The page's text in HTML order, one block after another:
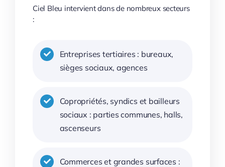
Ciel Bleu intervient dans de nombreux secteurs
:
Entreprises tertiaires : bureaux,
sièges sociaux, agences
Copropriétés, syndics et bailleurs
sociaux : parties communes, halls,
ascenseurs
Commerces et grandes surfaces :